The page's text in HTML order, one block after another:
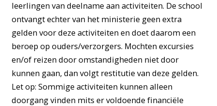
leerlingen van deelname aan activiteiten. De school
ontvangt echter van het ministerie geen extra
gelden voor deze activiteiten en doet daarom een
beroep op ouders/verzorgers. Mochten excursies
en/of reizen door omstandigheden niet door
kunnen gaan, dan volgt restitutie van deze gelden.
Let op: Sommige activiteiten kunnen alleen
doorgang vinden mits er voldoende financiële